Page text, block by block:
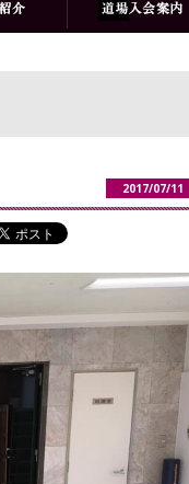
2017/07/11